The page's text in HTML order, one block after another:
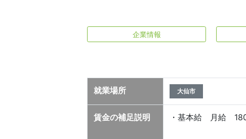
企業情報
就業場所 大仙市
賃金の補足説明 ・基本給 月給